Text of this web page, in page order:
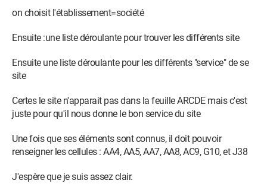
on choisit l'établissement=société
Ensuite :une liste déroulante pour trouver les différents site
Ensuite une liste déroulante pour les différents "service" de se
site
Certes le site n'apparait pas dans la feuille ARCDE mais c'est
juste pour qu'il nous donne le bon service du site
Une fois que ses éléments sont connus, il doit pouvoir
renseigner les cellules : AA4, AA5, AA7, AA8, AC9, G10, et J38
J'espère que je suis assez clair.